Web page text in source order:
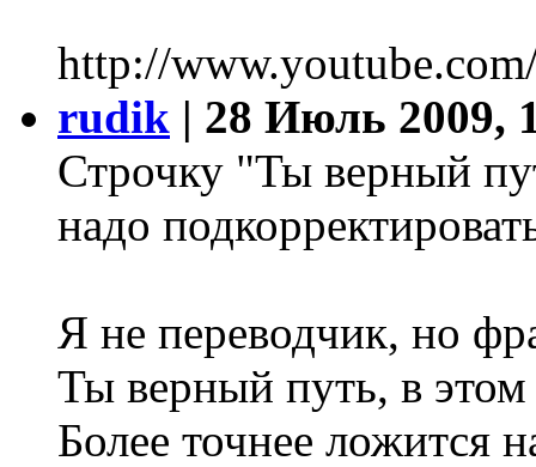
http://
rudik | 28 Июль 2009,
Строчку "Ты верный
надо
Я не переводчик, но
Ты верный путь, в
Более точнее ложится